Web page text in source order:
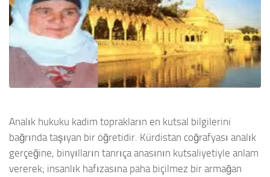
Analık hukuku kadim toprakların en kutsal bilgilerini
bağrında taşıyan bir öğretidir. Kürdistan coğrafyası analık
gerçeğine, binyılların tanrıça anasının kutsaliyetiyle anlam
vererek; insanlık hafızasına paha biçilmez bir armağan